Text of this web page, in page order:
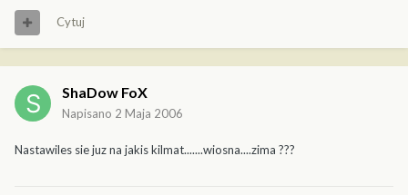
Cytuj
ShaDow FoX
Napisano 2 Maja 2006
Nastawiles sie juz na jakis kilmat.......wiosna....zima ???